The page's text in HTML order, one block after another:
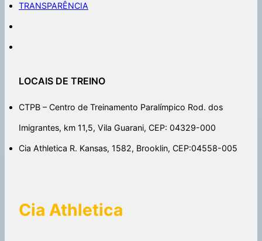
TRANSPARÊNCIA
LOCAIS DE TREINO
CTPB – Centro de Treinamento Paralímpico Rod. dos
Imigrantes, km 11,5, Vila Guarani, CEP: 04329-000
Cia Athletica R. Kansas, 1582, Brooklin, CEP:04558-005
Cia Athletica